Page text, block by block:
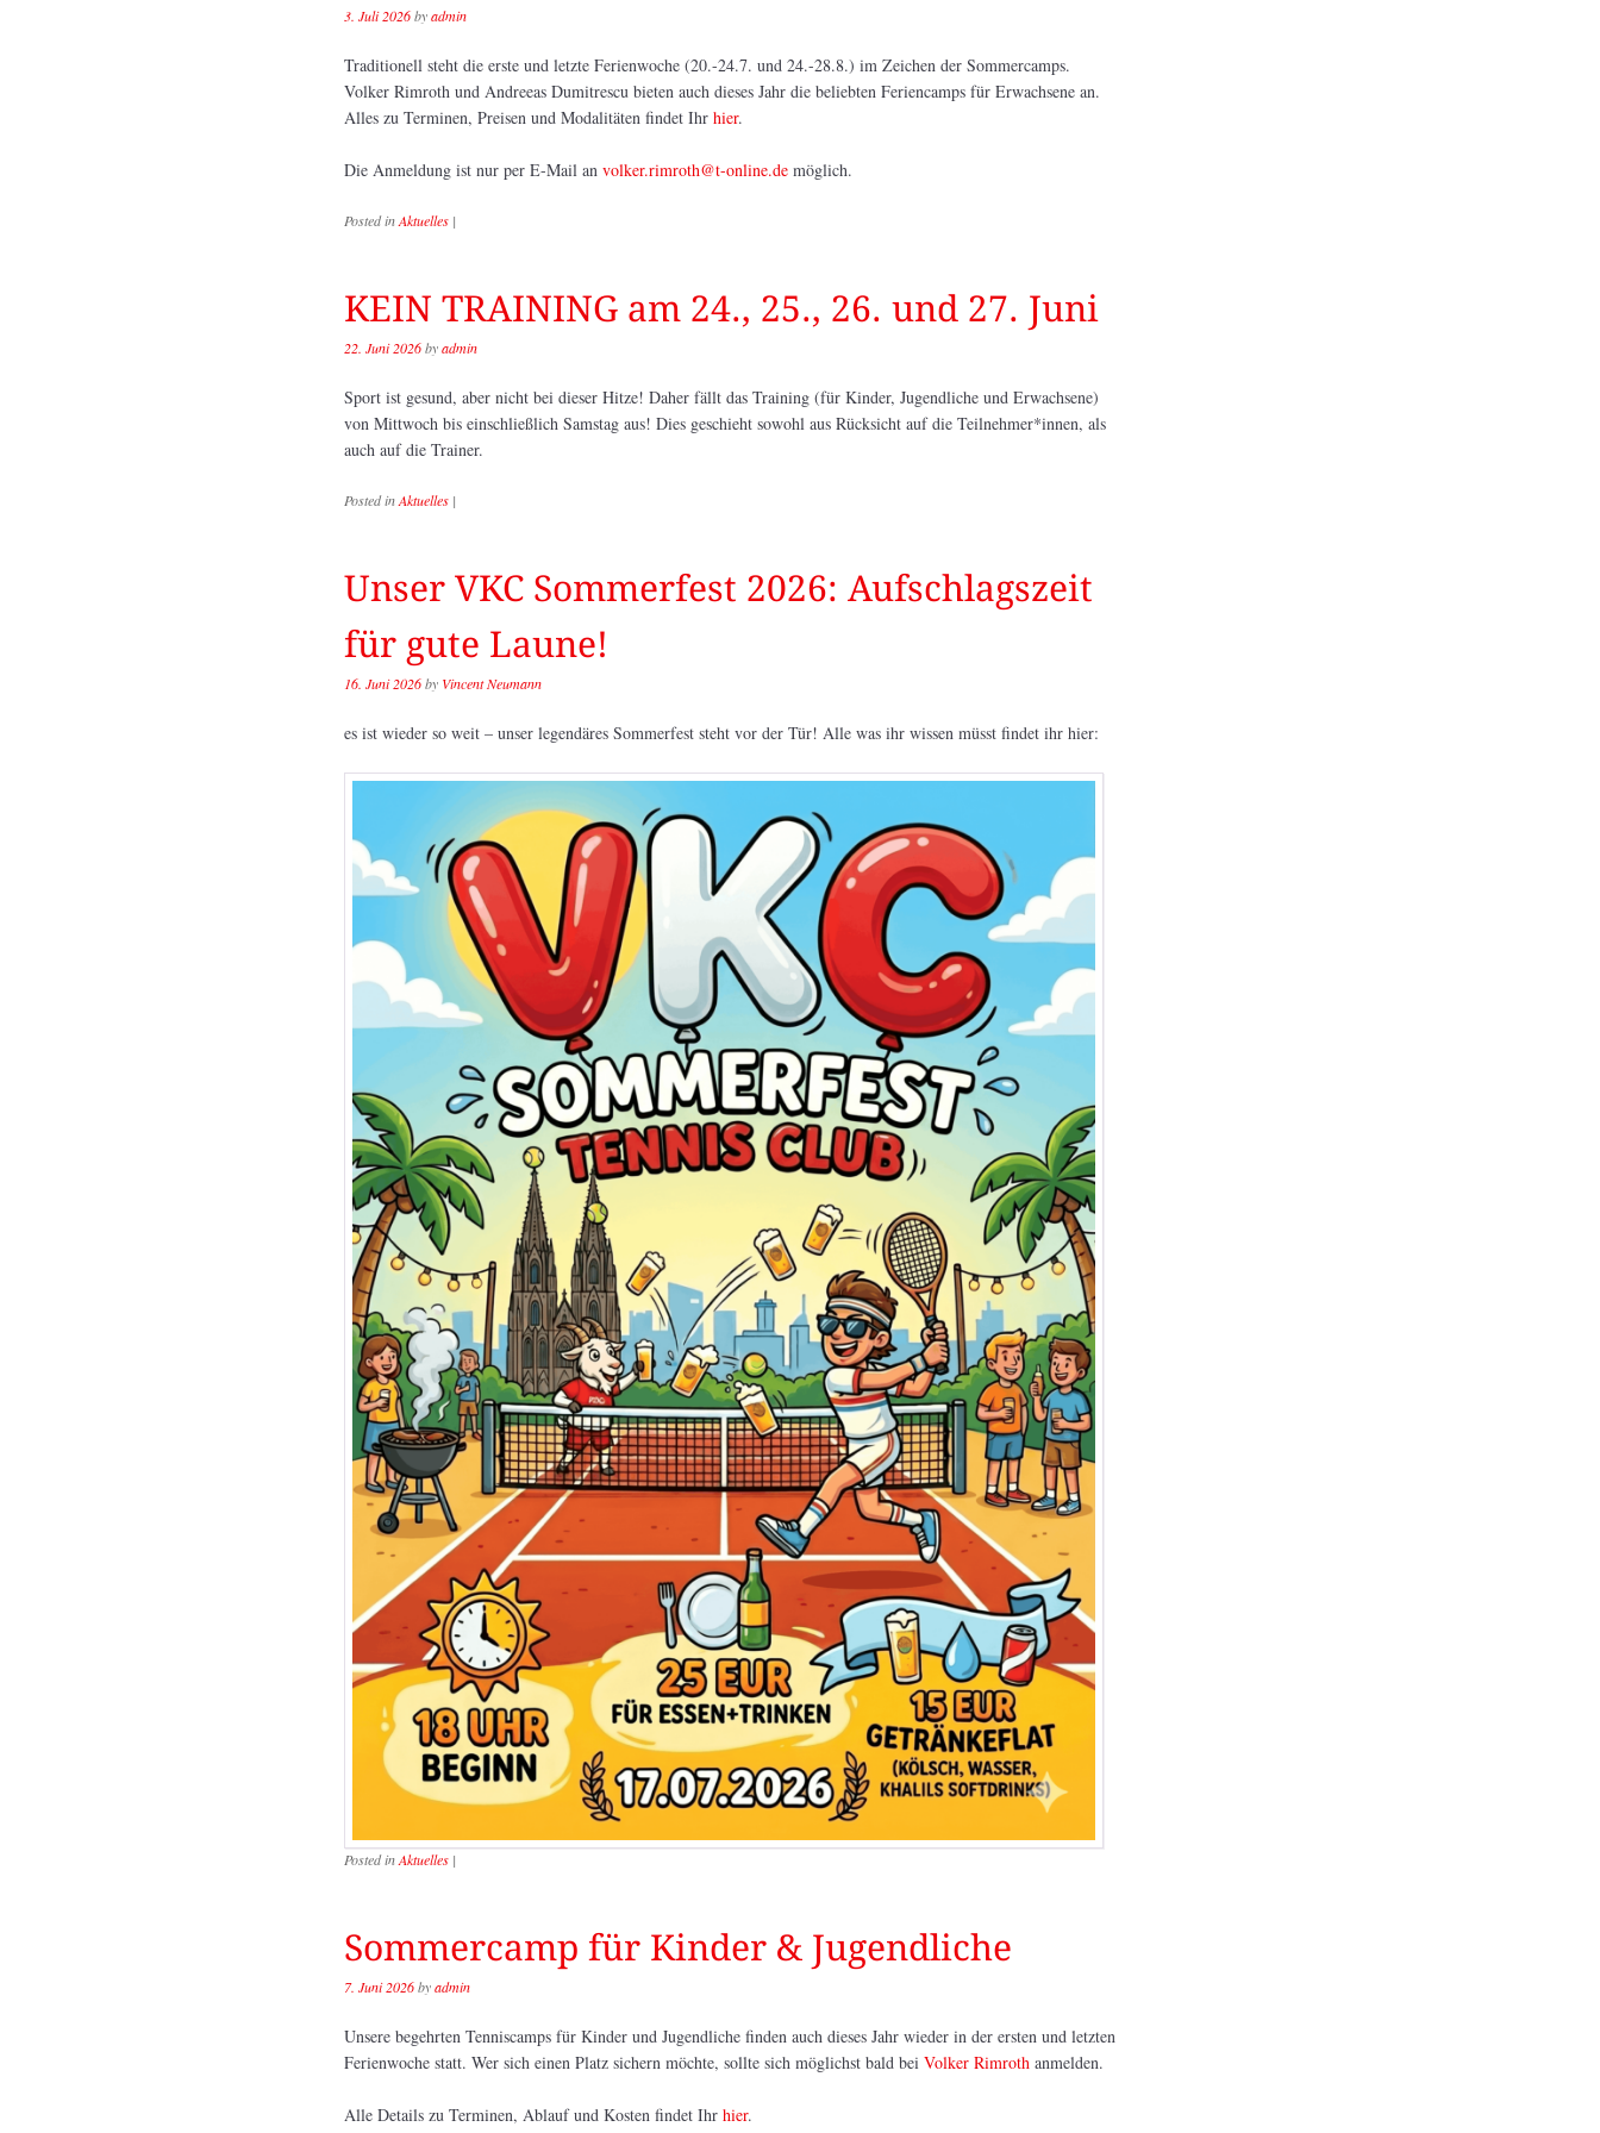
3. Juli 2026byadmin
Traditionell steht die erste und letzte Ferienwoche (20.-24.7. und 24.-28.8.) im Zeichen der Sommercamps.
Volker Rimroth und Andreeas Dumitrescu bieten auch dieses Jahr die beliebten Feriencamps für Erwachsene an.
Alles zu Terminen, Preisen und Modalitäten findet Ihr hier.
Die Anmeldung ist nur per E-Mail an volker.rimroth@t-online.demöglich.
Posted inAktuelles |
KEIN TRAINING am 24., 25., 26. und 27. Juni
22. Juni 2026byadmin
Sport ist gesund, aber nicht bei dieser Hitze! Daher fällt das Training (für Kinder, Jugendliche und Erwachsene)
von Mittwoch bis einschließlich Samstag aus! Dies geschieht sowohl aus Rücksicht auf die Teilnehmer*innen, als
auch auf die Trainer.
Posted inAktuelles |
Unser VKC Sommerfest 2026: Aufschlagszeit
für gute Laune!
16. Juni 2026by Vincent Neumann
es ist wieder so weit – unser legendäres Sommerfest steht vor der Tür! Alle was ihr wissen müsst findet ihr hier:
Posted inAktuelles |
Sommercamp für Kinder & Jugendliche
7. Juni 2026byadmin
Unsere begehrten Tenniscamps für Kinder und Jugendliche finden auch dieses Jahr wieder in der ersten und letzten
Ferienwoche statt. Wer sich einen Platz sichern möchte, sollte sich möglichst bald bei Volker Rimrothanmelden.
Alle Details zu Terminen, Ablauf und Kosten findet Ihr hier.